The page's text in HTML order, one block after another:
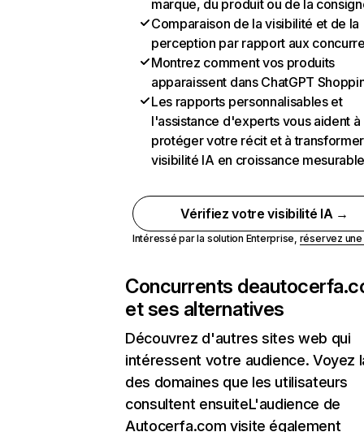
marque, du produit ou de la
Comparaison de la visibilité et de la
perception par rapport aux
Montrez comment vos produits
apparaissent dans ChatGPT
Les rapports personnalisables et
l'assistance d'experts vous aident à
protéger votre récit et à
visibilité IA en croissance
Vérifiez votre visibilité IA →
Intéressé par la solution Enterprise, réservez
Concurrents de
et ses alternatives
Découvrez d'autres sites web qui
intéressent votre audience. Voyez
des domaines que les utilisateurs
consultent ensuiteL'audience de
Autocerfa.com visite également